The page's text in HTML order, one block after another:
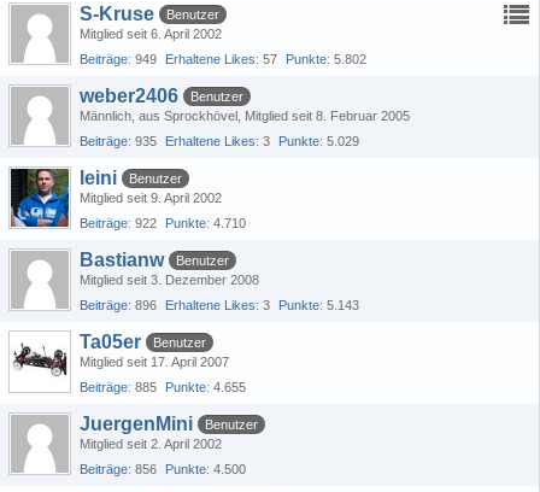
S-Kruse
Benutzer
Mitglied seit 6. April 2002
Beiträge 949 Erhaltene Likes 57 Punkte 5.802
weber2406
Benutzer
Männlich aus Sprockhövel Mitglied seit 8. Februar 2005
Beiträge 935 Erhaltene Likes 3 Punkte 5.029
leini
Benutzer
Mitglied seit 9. April 2002
Beiträge 922 Punkte 4.710
Bastianw
Benutzer
Mitglied seit 3. Dezember 2008
Beiträge 896 Erhaltene Likes 3 Punkte 5.143
Ta05er
Benutzer
Mitglied seit 17. April 2007
Beiträge 885 Punkte 4.655
JuergenMini
Benutzer
Mitglied seit 2. April 2002
Beiträge 856 Punkte 4.500